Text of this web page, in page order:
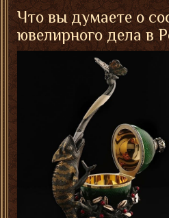
Что вы думаете о
ювелирного дела в